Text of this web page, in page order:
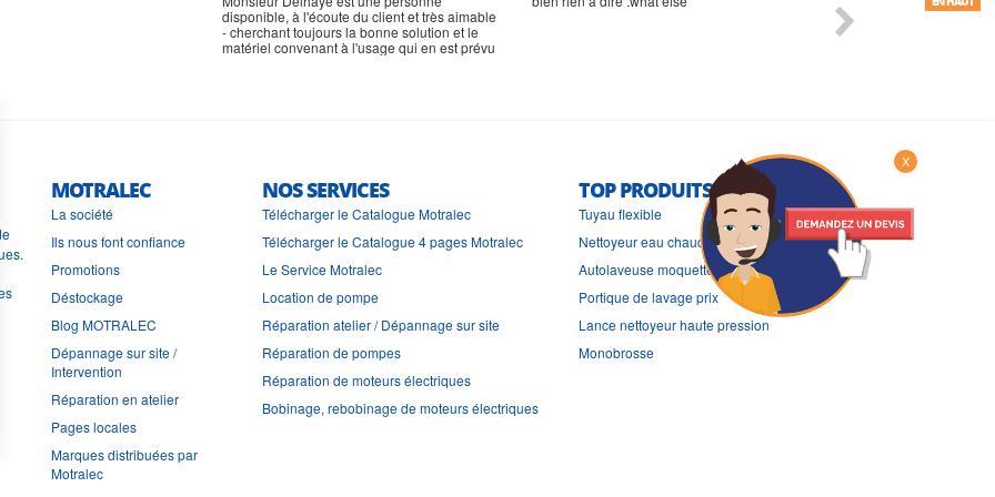
MOTRALEC
La société
Ils nous font confiance
Promotions
Déstockage
Blog MOTRALEC
Dépannage sur site /
Intervention
Réparation en atelier
Pages locales
Marques distribuées par
Motralec
NOS SERVICES
Télécharger le Catalogue Motralec
Télécharger le Catalogue 4 pages Motralec
Le Service Motralec
Location de pompe
Réparation atelier / Dépannage sur site
Réparation de pompes
Réparation de moteurs électriques
Bobinage, rebobinage de moteurs électriques
TOP PRODUITS
Tuyau flexible
Nettoyeur eau chaude
Autolaveuse moquette
Portique de lavage prix
Lance nettoyeur haute pression
Monobrosse
X